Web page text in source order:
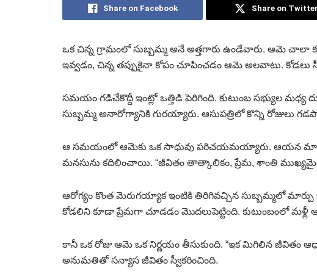
Share on Facebook Share on Twitter
ఒక చిన్న గ్రామంలో సుబ్బమ్మ అనే అత్తగారు ఉండేవారు. ఆమె చాలా
ఇవ్వడం, చిన్న తప్పుకైనా కోపం చూపించడం ఆమె అలవాటు.
సమయం గడిచేకొద్దీ ఇంట్లో ఒత్తిడి పెరిగింది. కుటుంబ సభ్యుల మధ్య
సుబ్బమ్మ అనారోగ్యానికి గురయ్యారు. ఆసుపత్రిలో కొన్ని రోజులు
ఆ సమయంలో ఆమెకు ఒక సాధువు పరిచయమయ్యారు. ఆయన
మనసును కదిలించాయి. “జీవితం తాత్కాలికం, ప్రేమ, శాంతి
ఆరోగ్యం కొంత మెరుగయ్యాక ఇంటికి తిరిగివచ్చిన సుబ్బమ్మలో
కోడలిని కూడా ప్రేమగా చూడడం మొదలుపెట్టింది. కుటుంబంలో మళ్లీ
కానీ ఒక రోజు ఆమె ఒక నిర్ణయం తీసుకుంది. “ఇక మిగిలిన జీవితం
అనుమతితో సన్యాస జీవితం స్వీకరించింది.